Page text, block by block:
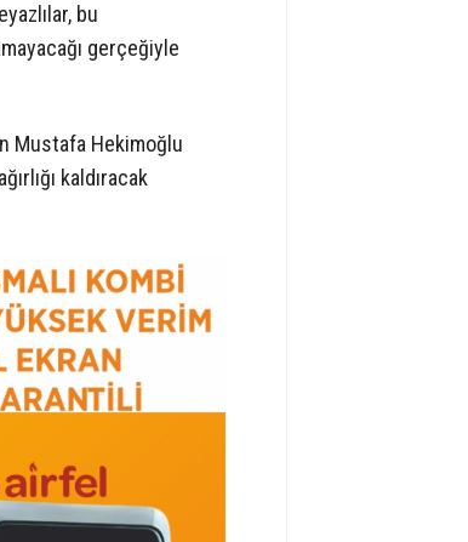
bu
gerçeğiyle
Mustafa Hekimoğlu
kaldıracak